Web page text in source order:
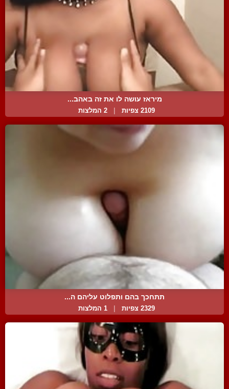
מיראז עושה לו את זה באהב...
2109 צפיות 2 המלצות
תתחכך בהם ותפלוט עליהם ה...
2329 צפיות 1 המלצות